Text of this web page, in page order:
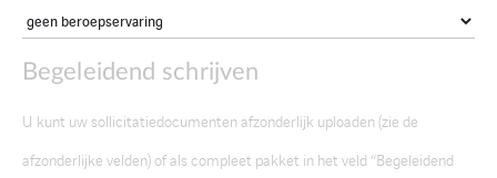
Begeleidend schrijven
U kunt uw sollicitatiedocumenten afzonderlijk uploaden (zie de
afzonderlijke velden) of als compleet pakket in het veld “Begeleidend